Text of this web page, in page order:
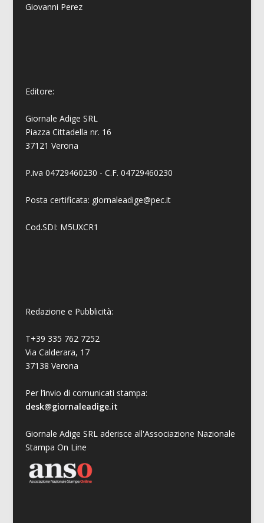
Giovanni Perez
Editore:
Giornale Adige SRL
Piazza Cittadella nr. 16
37121 Verona
P.iva 04729460230 - C.F. 04729460230
Posta certificata: giornaleadige@pec.it
Cod.SDI: M5UXCR1
Redazione e Pubblicità:
T+39 335 762 7252
Via Calderara, 17
37138 Verona
Per l’invio di comunicati stampa:
desk@giornaleadige.it
Giornale Adige SRL aderisce all'Associazione Nazionale
Stampa On Line